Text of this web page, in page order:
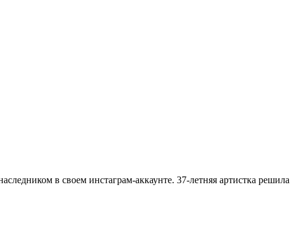
в своем инстаграм-аккаунте. 37-летняя артистка решила